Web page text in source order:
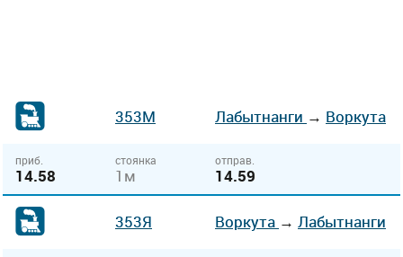
353М Лабытнанги → Воркута
приб.
14.58
стоянка
1м
отправ.
14.59
353Я Воркута → Лабытнанги